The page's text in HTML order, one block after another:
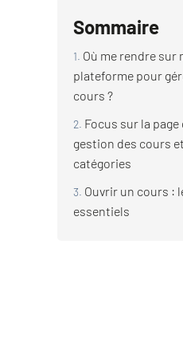
Sommaire
Où me rendre sur
plateforme pour
cours ?
Focus sur la page
gestion des cours et
catégories
Ouvrir un cours :
essentiels